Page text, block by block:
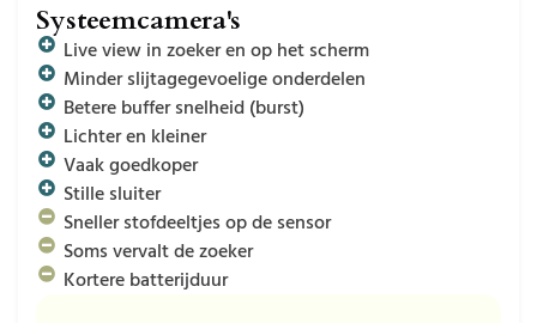
Systeemcamera's
Live view in zoeker en op het scherm
Minder slijtagegevoelige onderdelen
Betere buffer snelheid (burst)
Lichter en kleiner
Vaak goedkoper
Stille sluiter
Sneller stofdeeltjes op de sensor
Soms vervalt de zoeker
Kortere batterijduur